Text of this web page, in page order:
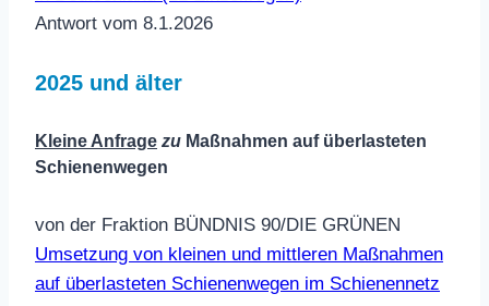
Antwort vom 8.1.2026
2025 und älter
Kleine Anfrage zu Maßnahmen auf überlasteten
Schienenwegen
von der Fraktion BÜNDNIS 90/DIE GRÜNEN
Umsetzung von kleinen und mittleren Maßnahmen
auf überlasteten Schienenwegen im Schienennetz